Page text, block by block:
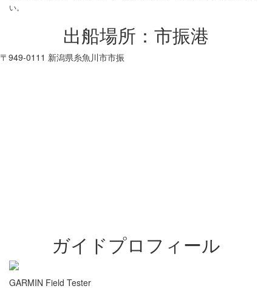
い。
出船場所：市振港
〒949-0111 新潟県糸魚川市市振
ガイドプロフィール
GARMIN Field Tester